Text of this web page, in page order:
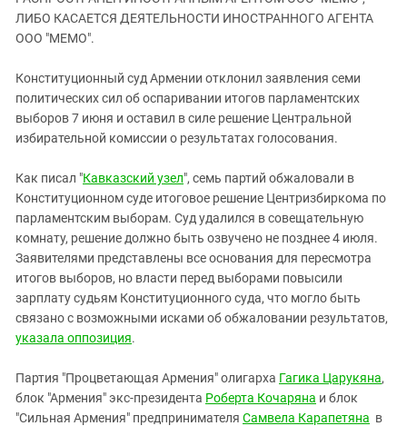
Российская Федерация
Северная Осетия - Алания
СКФО
Ставропольский край
Южная Осетия
Южный Кавказ
ЛИБО КАСАЕТСЯ ДЕЯТЕЛЬНОСТИ ИНОСТРАННОГО АГЕНТА
ООО "МЕМО".
Конституционный суд Армении отклонил заявления семи
политических сил об оспаривании итогов парламентских
выборов 7 июня и оставил в силе решение Центральной
избирательной комиссии о результатах голосования.
Как писал "Кавказский узел", семь партий обжаловали в
Конституционном суде итоговое решение Центризбиркома по
парламентским выборам. Суд удалился в совещательную
комнату, решение должно быть озвучено не позднее 4 июля.
Заявителями представлены все основания для пересмотра
итогов выборов, но власти перед выборами повысили
зарплату судьям Конституционного суда, что могло быть
связано с возможными исками об обжаловании результатов,
указала оппозиция.
Партия "Процветающая Армения" олигарха Гагика Царукяна,
блок "Армения" экс-президента Роберта Кочаряна и блок
"Сильная Армения" предпринимателя Самвела Карапетяна в